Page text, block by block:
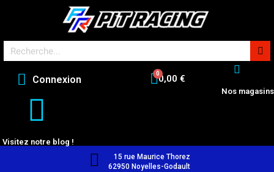
Connexion 0,00 €
Nos magasins
Visitez notre blog !
15 rue Maurice Thorez
62950 Noyelles-Godault